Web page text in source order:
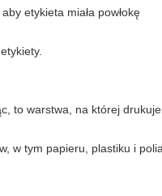
etykieta miała powłokę
to warstwa, na której
w tym papieru, plastiku i